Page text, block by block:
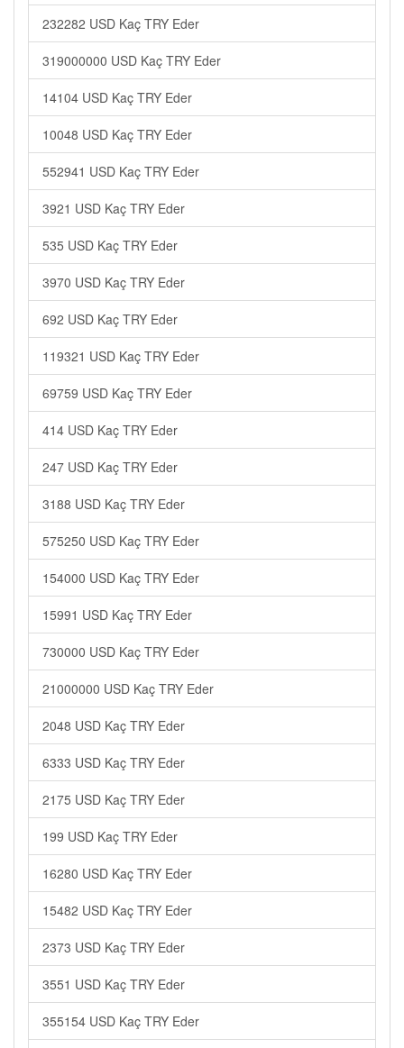
232282 USD Kaç TRY Eder
319000000 USD Kaç TRY Eder
14104 USD Kaç TRY Eder
10048 USD Kaç TRY Eder
552941 USD Kaç TRY Eder
3921 USD Kaç TRY Eder
535 USD Kaç TRY Eder
3970 USD Kaç TRY Eder
692 USD Kaç TRY Eder
119321 USD Kaç TRY Eder
69759 USD Kaç TRY Eder
414 USD Kaç TRY Eder
247 USD Kaç TRY Eder
3188 USD Kaç TRY Eder
575250 USD Kaç TRY Eder
154000 USD Kaç TRY Eder
15991 USD Kaç TRY Eder
730000 USD Kaç TRY Eder
21000000 USD Kaç TRY Eder
2048 USD Kaç TRY Eder
6333 USD Kaç TRY Eder
2175 USD Kaç TRY Eder
199 USD Kaç TRY Eder
16280 USD Kaç TRY Eder
15482 USD Kaç TRY Eder
2373 USD Kaç TRY Eder
3551 USD Kaç TRY Eder
355154 USD Kaç TRY Eder